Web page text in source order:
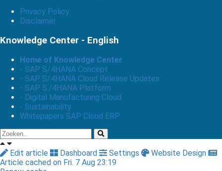
Privacy Policy
Disclaimer
Knowledge Center - English
Home of Knowledge Center
- SAP S/4HANA Concept
- SAP S/4HANA Cloud Release Updates
- SAP S./4HANA Platform
- Digital Manufacturing Cloud
- Sustainability
Whitepapers SAP Cloud ERP
Edit article Dashboard Settings
Website Design
Article cached on Fri. 7 Aug 23:19